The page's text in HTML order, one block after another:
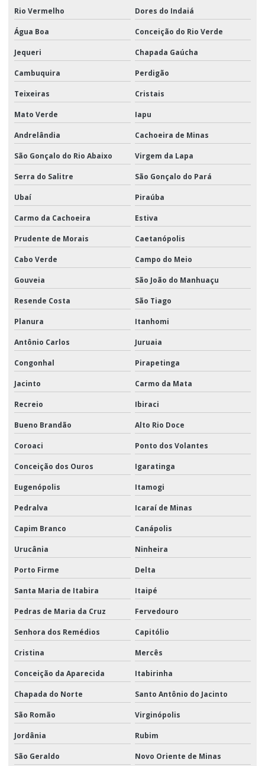
Rio Vermelho Dores do Indaiá
Água Boa Conceição do Rio Verde
Jequeri Chapada Gaúcha
Cambuquira Perdigão
Teixeiras Cristais
Mato Verde Iapu
Andrelândia Cachoeira de Minas
São Gonçalo do Rio Abaixo Virgem da Lapa
Serra do Salitre São Gonçalo do Pará
Ubaí Piraúba
Carmo da Cachoeira Estiva
Prudente de Morais Caetanópolis
Cabo Verde Campo do Meio
Gouveia São João do Manhuaçu
Resende Costa São Tiago
Planura Itanhomi
Antônio Carlos Juruaia
Congonhal Pirapetinga
Jacinto Carmo da Mata
Recreio Ibiraci
Bueno Brandão Alto Rio Doce
Coroaci Ponto dos Volantes
Conceição dos Ouros Igaratinga
Eugenópolis Itamogi
Pedralva Icaraí de Minas
Capim Branco Canápolis
Urucânia Ninheira
Porto Firme Delta
Santa Maria de Itabira Itaipé
Pedras de Maria da Cruz Fervedouro
Senhora dos Remédios Capitólio
Cristina Mercês
Conceição da Aparecida Itabirinha
Chapada do Norte Santo Antônio do Jacinto
São Romão Virginópolis
Jordânia Rubim
São Geraldo Novo Oriente de Minas